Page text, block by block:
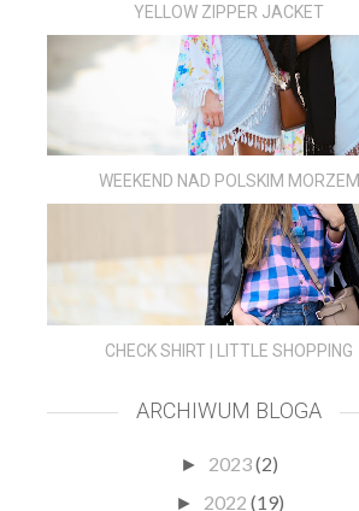
YELLOW ZIPPER JACKET
WEEKEND NAD POLSKIM MORZEM
CHECK SHIRT | LITTLE SHOPPING
ARCHIWUM BLOGA
► 2023(2)
► 2022 (19)